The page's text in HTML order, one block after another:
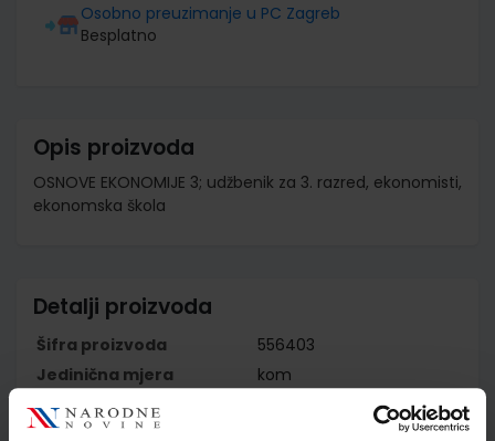
Osobno preuzimanje u PC Zagreb
Besplatno
Opis proizvoda
OSNOVE EKONOMIJE 3; udžbenik za 3. razred, ekonomisti,
ekonomska škola
Detalji proizvoda
Šifra proizvoda
556403
Jedinična mjera
kom
Nakladnik
ALKA SCRIPT d.o.o.
Autor
Željko Mrnjavac Lana